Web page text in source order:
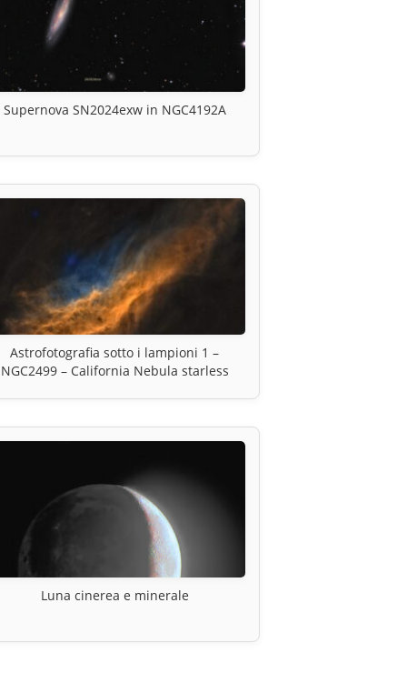
Supernova SN2024exw in NGC4192A
Astrofotografia sotto i lampioni 1 –
NGC2499 – California Nebula starless
Luna cinerea e minerale